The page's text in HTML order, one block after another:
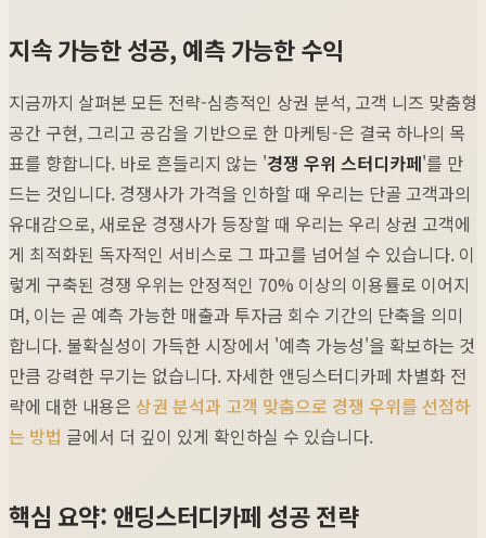
지속 가능한 성공, 예측 가능한 수익
지금까지 살펴본 모든 전략-심층적인 상권 분석, 고객 니즈 맞춤형
공간 구현, 그리고 공감을 기반으로 한 마케팅-은 결국 하나의 목
표를 향합니다. 바로 흔들리지 않는 '경쟁 우위 스터디카페'를 만
드는 것입니다. 경쟁사가 가격을 인하할 때 우리는 단골 고객과의
유대감으로, 새로운 경쟁사가 등장할 때 우리는 우리 상권 고객에
게 최적화된 독자적인 서비스로 그 파고를 넘어설 수 있습니다. 이
렇게 구축된 경쟁 우위는 안정적인 70% 이상의 이용률로 이어지
며, 이는 곧 예측 가능한 매출과 투자금 회수 기간의 단축을 의미
합니다. 불확실성이 가득한 시장에서 '예측 가능성'을 확보하는 것
만큼 강력한 무기는 없습니다. 자세한 앤딩스터디카페 차별화 전
략에 대한 내용은 상권 분석과 고객 맞춤으로 경쟁 우위를 선점하
는 방법 글에서 더 깊이 있게 확인하실 수 있습니다.
핵심 요약: 앤딩스터디카페 성공 전략